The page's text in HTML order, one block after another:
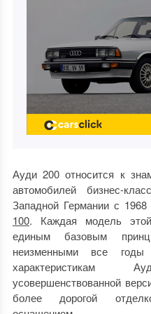
Ауди 200 относится к
автомобилей бизнес-
Западной Германии с
100. Каждая модель
единым базовым
неизменными все
характеристикам
усовершенствованной
более дорогой